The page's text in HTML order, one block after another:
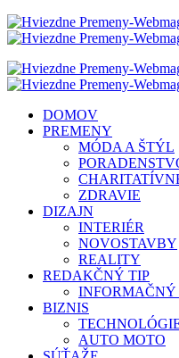
DOMOV
PREMENY
MÓDA A ŠTÝL
ZDRAVIE
DIZAJN
INTERIÉR
NOVOSTAVBY
REALITY
REDAKČNÝ TIP
INFORMAČNÝ
BIZNIS
AUTO MOTO